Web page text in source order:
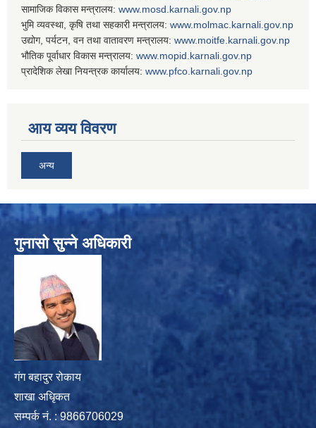
सामाजिक विकास मन्त्रालय: www. mosd.karnali.gov.np
भुमि व्यवस्था, कृषि तथा सहकारी मन्त्रालय: www. molmac.karnali.gov.np
उद्योग, पर्यटन, वन तथा वातावरण मन्त्रालय: www. moitfe.karnali.gov.np
भौतिक पूर्वाधार विकास मन्त्रालय: www. mopid.karnali.gov.np
प्रादेशिक लेखा नियन्त्रक कार्यालय: www. pfco.karnali.gov.np
आय व्यय विवरण
अन्य
गुनासो सुन्ने अधिकारी
गंग बहादुर रोकाय
शाखा अधिृकत
सम्पर्क न‌ं. : 9866706029